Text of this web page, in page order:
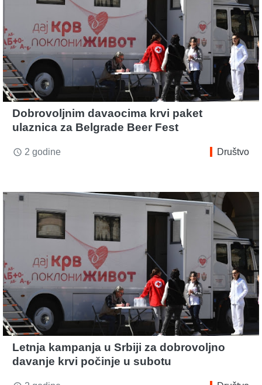
Dobrovoljnim davaocima krvi paket
ulaznica za Belgrade Beer Fest
access_time 2 godine Društvo
Letnja kampanja u Srbiji za dobrovoljno
davanje krvi počinje u subotu